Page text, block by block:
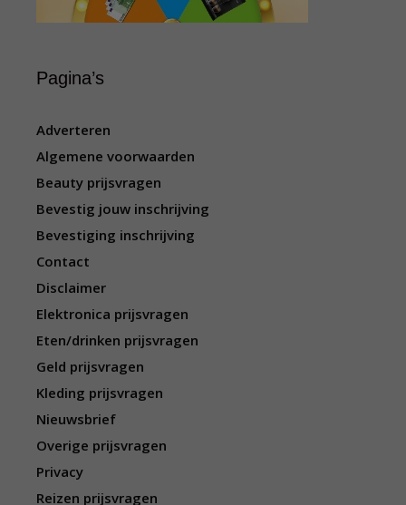
Pagina’s
Adverteren
Algemene voorwaarden
Beauty prijsvragen
Bevestig jouw inschrijving
Bevestiging inschrijving
Contact
Disclaimer
Elektronica prijsvragen
Eten/drinken prijsvragen
Geld prijsvragen
Kleding prijsvragen
Nieuwsbrief
Overige prijsvragen
Privacy
Reizen prijsvragen